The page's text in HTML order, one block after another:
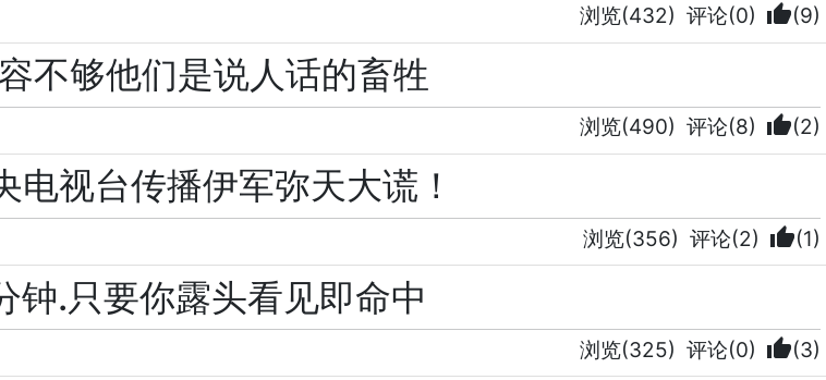
浏览(432) 评论(0) thumb_up(9)
不够他们是说人话的畜牲
浏览(490) 评论(8) thumb_up(2)
视台传播伊军弥天大谎！
浏览(356) 评论(2) thumb_up(1)
.只要你露头看见即命中
浏览(325) 评论(0) thumb_up(3)